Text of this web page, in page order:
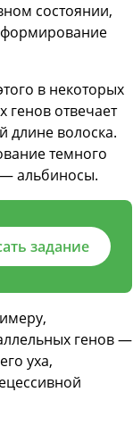
состоянии,
формирование
в некоторых
генов отвечает
длине волоска.
темного
— альбиносы.
задание
генов —
уха,